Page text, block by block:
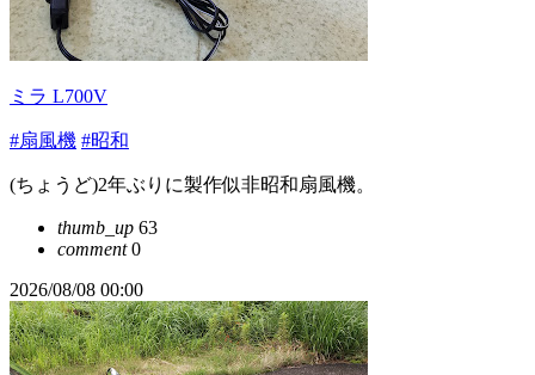
ミラ L700V
#扇風機 #昭和
(ちょうど)2年ぶりに製作似非昭和扇風機。
thumb_up 63
comment0
2026/08/08 00:00